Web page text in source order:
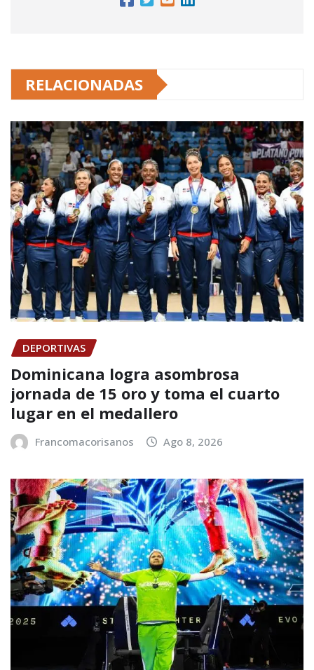
RELACIONADAS
DEPORTIVAS
Dominicana logra asombrosa
jornada de 15 oro y toma el cuarto
lugar en el medallero
Francomacorisanos Ago 8, 2026